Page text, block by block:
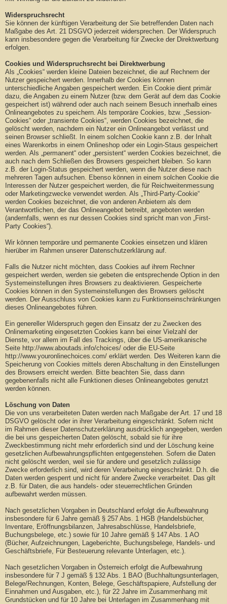
Widerspruchsrecht
Sie können der künftigen Verarbeitung der Sie betreffenden Daten nach
Maßgabe des Art. 21 DSGVO jederzeit widersprechen. Der Widerspruch
kann insbesondere gegen die Verarbeitung für Zwecke der Direktwerbung
erfolgen.
Cookies und Widerspruchsrecht bei Direktwerbung
Als „Cookies“ werden kleine Dateien bezeichnet, die auf Rechnern der
Nutzer gespeichert werden. Innerhalb der Cookies können
unterschiedliche Angaben gespeichert werden. Ein Cookie dient primär
dazu, die Angaben zu einem Nutzer (bzw. dem Gerät auf dem das Cookie
gespeichert ist) während oder auch nach seinem Besuch innerhalb eines
Onlineangebotes zu speichern. Als temporäre Cookies, bzw. „Session-
Cookies“ oder „transiente Cookies“, werden Cookies bezeichnet, die
gelöscht werden, nachdem ein Nutzer ein Onlineangebot verlässt und
seinen Browser schließt. In einem solchen Cookie kann z.B. der Inhalt
eines Warenkorbs in einem Onlineshop oder ein Login-Staus gespeichert
werden. Als „permanent“ oder „persistent“ werden Cookies bezeichnet, die
auch nach dem Schließen des Browsers gespeichert bleiben. So kann
z.B. der Login-Status gespeichert werden, wenn die Nutzer diese nach
mehreren Tagen aufsuchen. Ebenso können in einem solchen Cookie die
Interessen der Nutzer gespeichert werden, die für Reichweitenmessung
oder Marketingzwecke verwendet werden. Als „Third-Party-Cookie“
werden Cookies bezeichnet, die von anderen Anbietern als dem
Verantwortlichen, der das Onlineangebot betreibt, angeboten werden
(andernfalls, wenn es nur dessen Cookies sind spricht man von „First-
Party Cookies“).
Wir können temporäre und permanente Cookies einsetzen und klären
hierüber im Rahmen unserer Datenschutzerklärung auf.
Falls die Nutzer nicht möchten, dass Cookies auf ihrem Rechner
gespeichert werden, werden sie gebeten die entsprechende Option in den
Systemeinstellungen ihres Browsers zu deaktivieren. Gespeicherte
Cookies können in den Systemeinstellungen des Browsers gelöscht
werden. Der Ausschluss von Cookies kann zu Funktionseinschränkungen
dieses Onlineangebotes führen.
Ein genereller Widerspruch gegen den Einsatz der zu Zwecken des
Onlinemarketing eingesetzten Cookies kann bei einer Vielzahl der
Dienste, vor allem im Fall des Trackings, über die US-amerikanische
Seite http://www.aboutads.info/choices/ oder die EU-Seite
http://www.youronlinechoices.com/ erklärt werden. Des Weiteren kann die
Speicherung von Cookies mittels deren Abschaltung in den Einstellungen
des Browsers erreicht werden. Bitte beachten Sie, dass dann
gegebenenfalls nicht alle Funktionen dieses Onlineangebotes genutzt
werden können.
Löschung von Daten
Die von uns verarbeiteten Daten werden nach Maßgabe der Art. 17 und 18
DSGVO gelöscht oder in ihrer Verarbeitung eingeschränkt. Sofern nicht
im Rahmen dieser Datenschutzerklärung ausdrücklich angegeben, werden
die bei uns gespeicherten Daten gelöscht, sobald sie für ihre
Zweckbestimmung nicht mehr erforderlich sind und der Löschung keine
gesetzlichen Aufbewahrungspflichten entgegenstehen. Sofern die Daten
nicht gelöscht werden, weil sie für andere und gesetzlich zulässige
Zwecke erforderlich sind, wird deren Verarbeitung eingeschränkt. D.h. die
Daten werden gesperrt und nicht für andere Zwecke verarbeitet. Das gilt
z.B. für Daten, die aus handels- oder steuerrechtlichen Gründen
aufbewahrt werden müssen.
Nach gesetzlichen Vorgaben in Deutschland erfolgt die Aufbewahrung
insbesondere für 6 Jahre gemäß § 257 Abs. 1 HGB (Handelsbücher,
Inventare, Eröffnungsbilanzen, Jahresabschlüsse, Handelsbriefe,
Buchungsbelege, etc.) sowie für 10 Jahre gemäß § 147 Abs. 1 AO
(Bücher, Aufzeichnungen, Lageberichte, Buchungsbelege, Handels- und
Geschäftsbriefe, Für Besteuerung relevante Unterlagen, etc.).
Nach gesetzlichen Vorgaben in Österreich erfolgt die Aufbewahrung
insbesondere für 7 J gemäß § 132 Abs. 1 BAO (Buchhaltungsunterlagen,
Belege/Rechnungen, Konten, Belege, Geschäftspapiere, Aufstellung der
Einnahmen und Ausgaben, etc.), für 22 Jahre im Zusammenhang mit
Grundstücken und für 10 Jahre bei Unterlagen im Zusammenhang mit